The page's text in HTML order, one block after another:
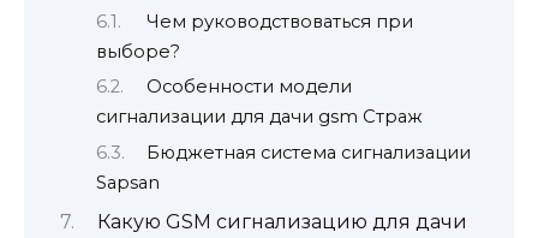
Чем руководствоваться при
выборе?
Особенности модели
сигнализации для дачи gsm Cтраж
Бюджетная система сигнализации
Sapsan
Какую GSM сигнализацию для дачи